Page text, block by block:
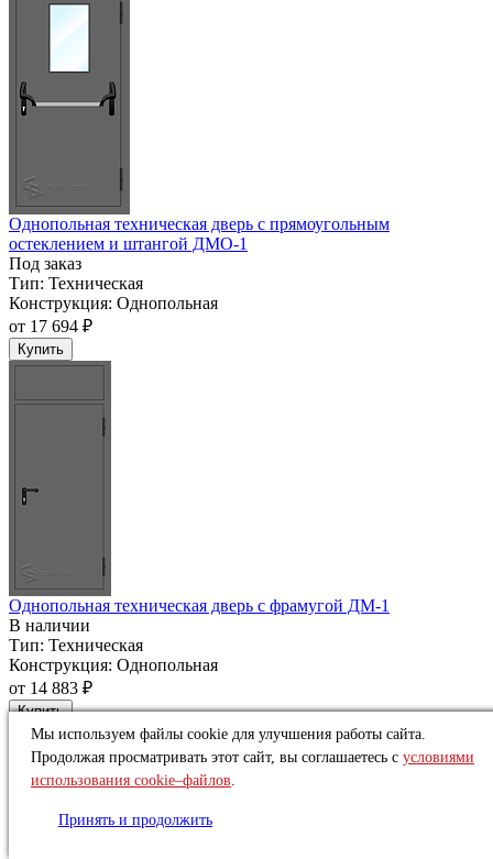
Однопольная техническая дверь с прямоугольным
остеклением и штангой ДМО-1
Под заказ
Тип: Техническая
Конструкция: Однопольная
от 17 694 ₽
Купить
Однопольная техническая дверь c фрамугой ДМ-1
В наличии
Тип: Техническая
Конструкция: Однопольная
от 14 883 ₽
Купить
Мы используем файлы cookie для улучшения работы сайта.
Продолжая просматривать этот сайт, вы соглашаетесь с условиями
использования cookie–файлов.
Принять и продолжить